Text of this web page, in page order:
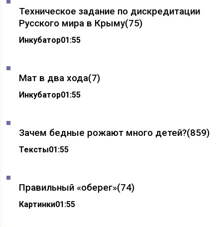
Техническое задание по дискредитации
Русского мира в Крыму(75)
Инкубатор01:55
Мат в два хода(7)
Инкубатор01:55
Зачем бедные рожают много детей?(859)
Тексты01:55
Правильный «оберег»(74)
Картинки01:55